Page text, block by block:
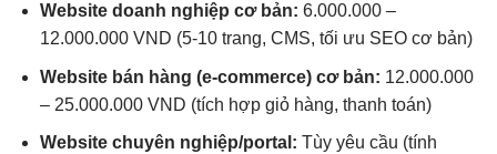
Website doanh nghiệp cơ bản: 6.000.000 –
12.000.000 VND (5-10 trang, CMS, tối ưu SEO cơ bản)
Website bán hàng (e-commerce) cơ bản: 12.000.000
– 25.000.000 VND (tích hợp giỏ hàng, thanh toán)
Website chuyên nghiệp/portal: Tùy yêu cầu (tính